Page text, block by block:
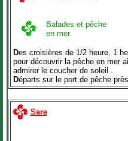
Balades et pêche
en mer
Des croisières de 1/2 heure, 1
pour découvrir la pêche en mer
admirer le coucher de soleil .
Départs sur le port de pêche
Sare